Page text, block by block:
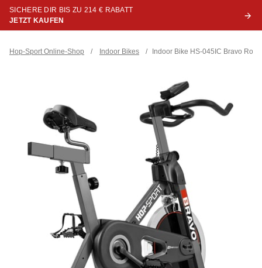
SICHERE DIR BIS ZU 214 € RABATT
JETZT KAUFEN
Hop-Sport Online-Shop / Indoor Bikes / Indoor Bike HS-045IC Bravo Rot